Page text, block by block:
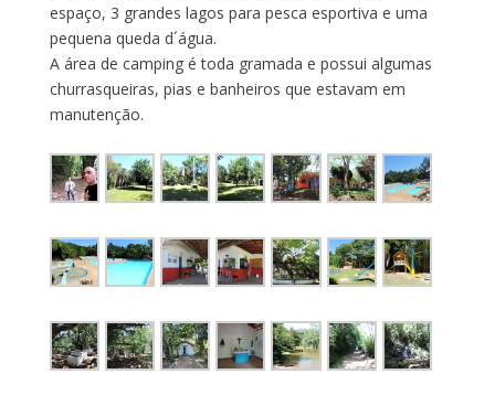
espaço, 3 grandes lagos para pesca esportiva e uma
pequena queda d´água.
A área de camping é toda gramada e possui algumas
churrasqueiras, pias e banheiros que estavam em
manutenção.